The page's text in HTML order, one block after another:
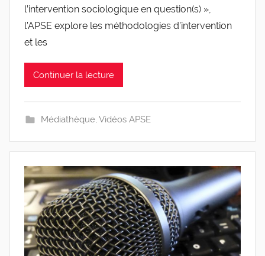
g
l
i
s
l’intervention sociologique en question(s) »,
l’APSE explore les méthodologies d’intervention
et les
Continuer la lecture
Médiathèque, Vidéos APSE